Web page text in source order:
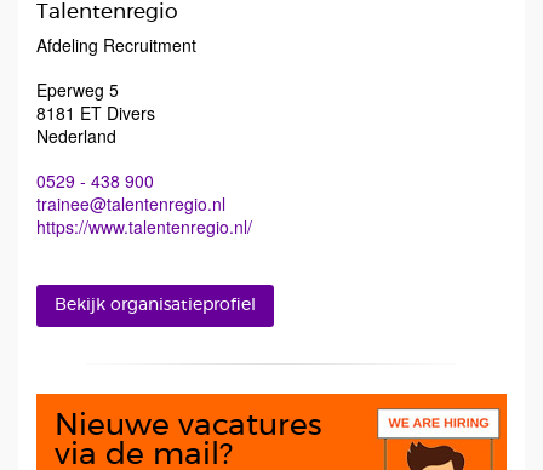
Talentenregio
Afdeling Recruitment
Eperweg 5
8181 ET Divers
Nederland
0529 - 438 900
trainee@talentenregio.nl
https://www.talentenregio.nl/
Bekijk organisatieprofiel
Nieuwe vacatures
via de mail?